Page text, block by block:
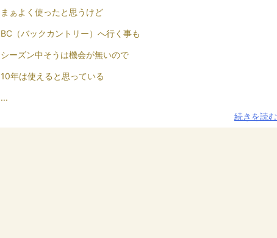
まぁよく使ったと思うけど
BC（バックカントリー）へ行く事も
シーズン中そうは機会が無いので
10年は使えると思っている
...
続きを読む